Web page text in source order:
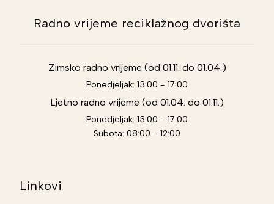
Radno vrijeme reciklažnog dvorišta
Zimsko radno vrijeme (od 01.11. do 01.04.)
Ponedjeljak: 13:00 - 17:00
Ljetno radno vrijeme (od 01.04. do 01.11.)
Ponedjeljak: 13:00 - 17:00
Subota: 08:00 - 12:00
Linkovi